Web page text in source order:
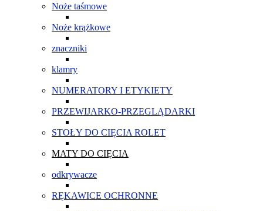
Noże taśmowe
Noże krążkowe
znaczniki
klamry
NUMERATORY I ETYKIETY
PRZEWIJARKO-PRZEGLĄDARKI
STOŁY DO CIĘCIA ROLET
MATY DO CIĘCIA
odkrywacze
RĘKAWICE OCHRONNE